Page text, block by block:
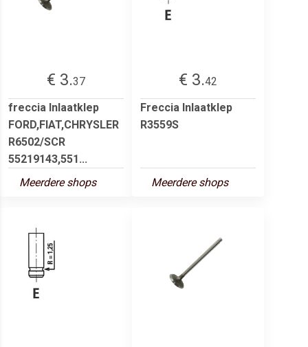
€ 3.37
freccia Inlaatklep
FORD,FIAT,CHRYSLER
R6502/SCR
55219143,551...
Meerdere shops
€ 3.42
Freccia Inlaatklep
R3559S
Meerdere shops